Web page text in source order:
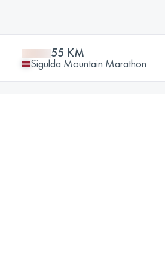
55 KM
Sigulda Mountain Marathon